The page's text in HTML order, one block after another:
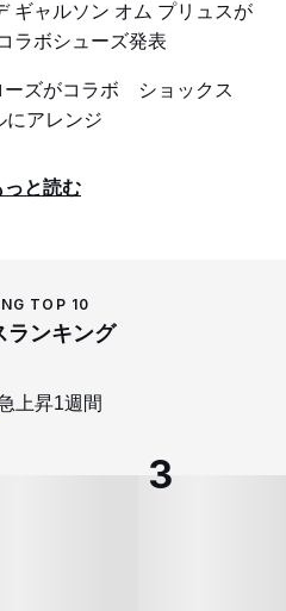
ギャルソン オム プリュスが
ラボシューズ発表
ーズがコラボ ショックス
にアレンジ
っと読む
TOP 10
ランキング
上昇1週間